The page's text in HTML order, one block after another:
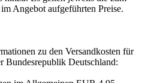
Angebot aufgeführten Preise.
zu den Versandkosten für
Bundesrepublik Deutschland: